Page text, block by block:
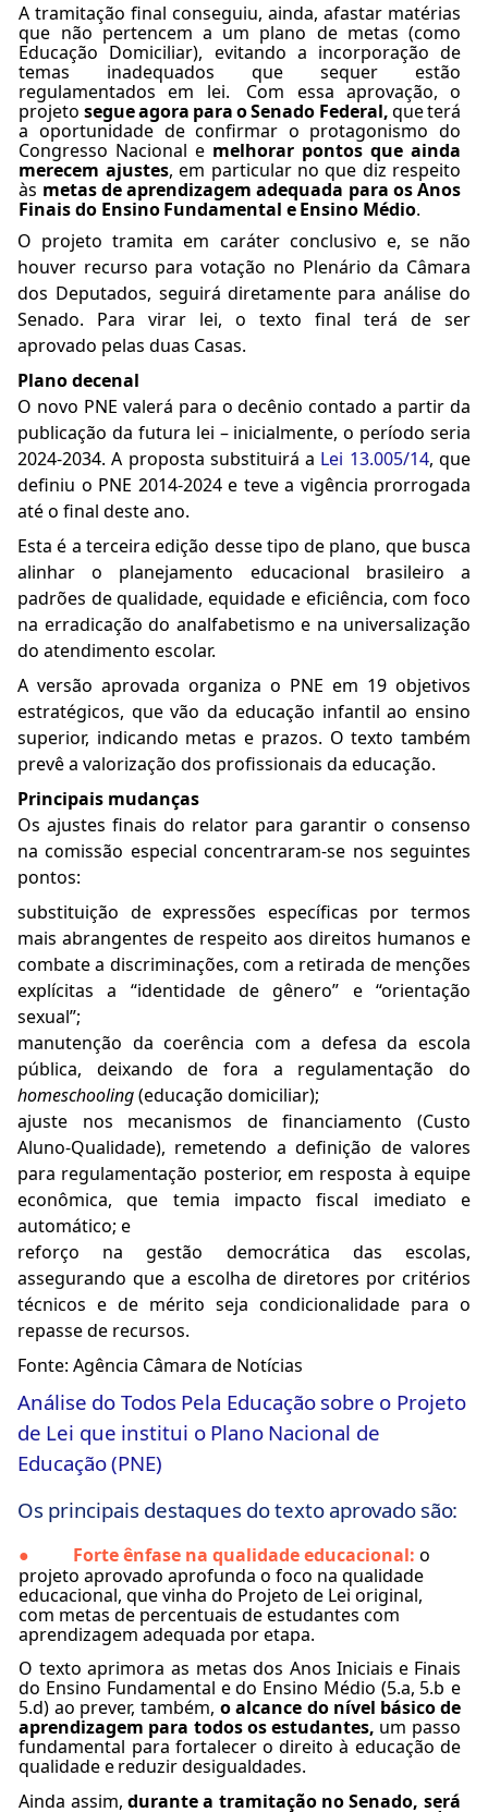
A tramitação final conseguiu, ainda, afastar matérias
que não pertencem a um plano de metas (como
Educação Domiciliar), evitando a incorporação de
temas inadequados que sequer estão
regulamentados em lei. Com essa aprovação, o
projeto segueagora paraoSenado Federal,queterá
a oportunidade de confirmar o protagonismo do
Congresso Nacional e melhorar pontos que ainda
merecem ajustes, em particular no que diz respeito
às metasdeaprendizagem adequada para osAnos
Finaisdo Ensino Fundamental eEnsino Médio.
O projeto tramita em caráter conclusivo e, se não
houver recurso para votação no Plenário da Câmara
dos Deputados, seguirá diretamente para análise do
Senado. Para virar lei, o texto final terá de ser
aprovado pelas duas Casas.
Plano decenal
O novo PNE valerá para o decênio contado a partir da
publicação da futura lei – inicialmente, o período seria
2024-2034. A proposta substituirá a Lei 13.005/14, que
definiu o PNE 2014-2024 e teve a vigência prorrogada
até o final deste ano.
Esta é a terceira edição desse tipo de plano, que busca
alinhar o planejamento educacional brasileiro a
padrões de qualidade, equidade e eficiência, com foco
na erradicação do analfabetismo e na universalização
do atendimento escolar.
A versão aprovada organiza o PNE em 19 objetivos
estratégicos, que vão da educação infantil ao ensino
superior, indicando metas e prazos. O texto também
prevê a valorização dos profissionais da educação.
Principais mudanças
Os ajustes finais do relator para garantir o consenso
na comissão especial concentraram-se nos seguintes
pontos:
substituição de expressões específicas por termos
mais abrangentes de respeito aos direitos humanos e
combate a discriminações, com a retirada de menções
explícitas a “identidade de gênero” e “orientação
sexual”;
manutenção da coerência com a defesa da escola
pública, deixando de fora a regulamentação do
homeschooling(educação domiciliar);
ajuste nos mecanismos de financiamento (Custo
Aluno-Qualidade), remetendo a definição de valores
para regulamentação posterior, em resposta à equipe
econômica, que temia impacto fiscal imediato e
automático; e
reforço na gestão democrática das escolas,
assegurando que a escolha de diretores por critérios
técnicos e de mérito seja condicionalidade para o
repasse de recursos.
Fonte: Agência Câmara de Notícias
Análise do Todos Pela Educação sobre o Projeto
de Lei que institui o Plano Nacional de
Educação(PNE)
Os principais destaques dotexto aprovado são:
● Forte ênfase na qualidade educacional:o
projeto aprovado aprofunda o foco na qualidade
educacional, que vinha do Projeto de Lei original,
com metas de percentuais de estudantes com
aprendizagem adequada por etapa.
O texto aprimora as metas dos Anos Iniciais e Finais
do Ensino Fundamental e do Ensino Médio (5.a, 5.b e
5.d) ao prever, também, o alcance do nível básicode
aprendizagem para todos osestudantes, um passo
fundamental para fortalecer o direito à educação de
qualidadeereduzirdesigualdades.
Ainda assim,durante a tramitação no Senado, será